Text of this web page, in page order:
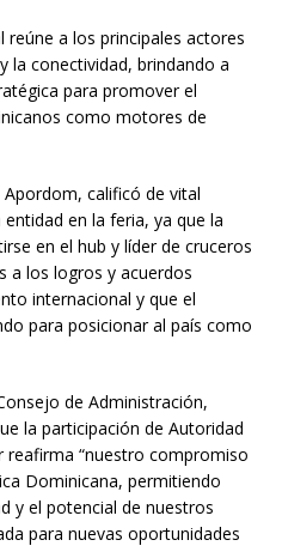
a los principales actores
la conectividad, brindando a
para promover el
como motores de
Apordom, calificó de vital
en la feria, ya que la
en el hub y líder de cruceros
a los logros y acuerdos
internacional y que el
para posicionar al país como
de Administración,
la participación de Autoridad
reafirma “nuestro compromiso
Dominicana, permitiendo
y el potencial de nuestros
para nuevas oportunidades